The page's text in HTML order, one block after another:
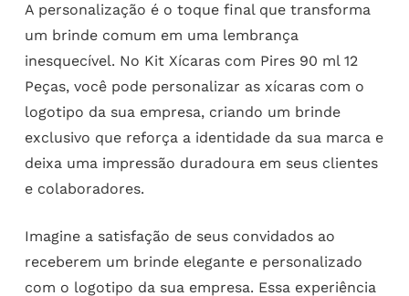
A personalização é o toque final que transforma
um brinde comum em uma lembrança
inesquecível. No Kit Xícaras com Pires 90 ml 12
Peças, você pode personalizar as xícaras com o
logotipo da sua empresa, criando um brinde
exclusivo que reforça a identidade da sua marca e
deixa uma impressão duradoura em seus clientes
e colaboradores.
Imagine a satisfação de seus convidados ao
receberem um brinde elegante e personalizado
com o logotipo da sua empresa. Essa experiência